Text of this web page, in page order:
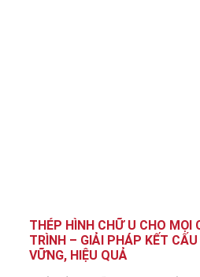
THÉP HÌNH CHỮ U CHO MỌI
TRÌNH – GIẢI PHÁP KẾT CẤU
VỮNG, HIỆU QUẢ